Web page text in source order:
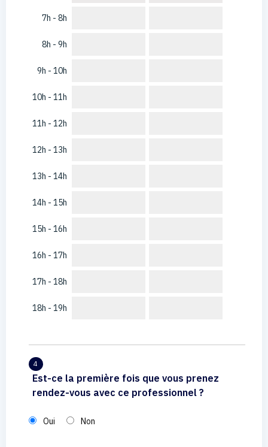
7h - 8h
8h - 9h
9h - 10h
10h - 11h
11h - 12h
12h - 13h
13h - 14h
14h - 15h
15h - 16h
16h - 17h
17h - 18h
18h - 19h
4
Est-ce la première fois que vous prenez
rendez-vous avec ce professionnel ?
Oui Non